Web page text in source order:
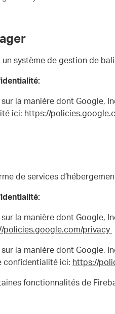
système de gestion de
sur la manière dont Google,
ici: https://
de services
sur la manière dont Google,
policies.google.com/privacy
sur la manière dont Google,
confidentialité ici: https://
fonctionnalités de